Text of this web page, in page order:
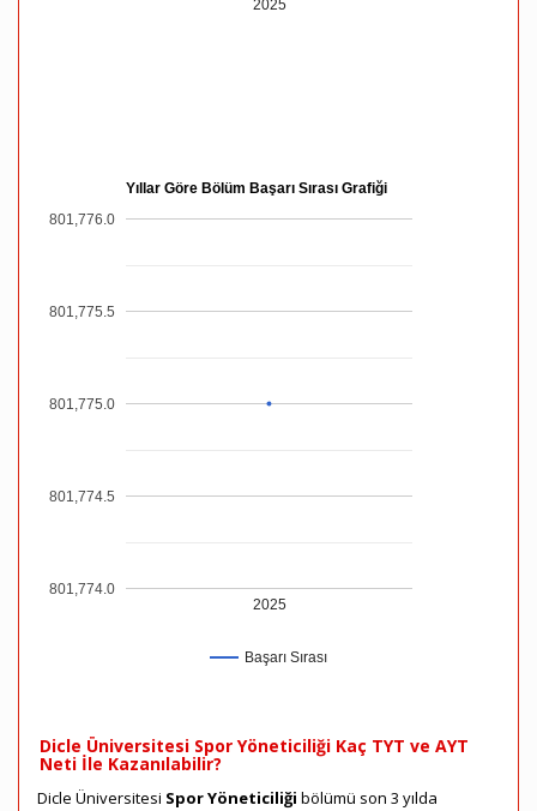
2025
Yıllar Göre Bölüm Başarı Sırası Grafiği
Başarı Sırası
2025
801,774.0
801,774.5
801,775.0
801,775.5
801,776.0
Dicle Üniversitesi Spor Yöneticiliği Kaç TYT ve AYT
Neti İle Kazanılabilir?
Dicle Üniversitesi Spor Yöneticiliği bölümü son 3 yılda